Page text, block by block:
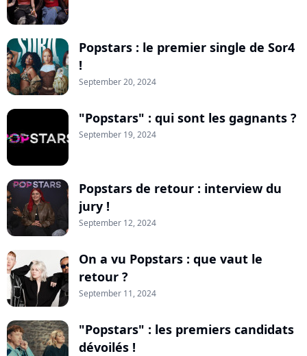
Popstars : le premier single de Sor4
!
September 20, 2024
"Popstars" : qui sont les gagnants ?
September 19, 2024
Popstars de retour : interview du
jury !
September 12, 2024
On a vu Popstars : que vaut le
retour ?
September 11, 2024
"Popstars" : les premiers candidats
dévoilés !